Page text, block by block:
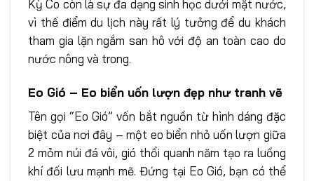
Kỳ Co còn là sự đa dạng sinh học dưới mặt nước,
vì thế điểm du lịch này rất lý tưởng để du khách
tham gia lặn ngắm san hô với độ an toàn cao do
nước nông và trong.
Eo Gió – Eo biển uốn lượn đẹp như tranh vẽ
Tên gọi “Eo Gió” vốn bắt nguồn từ hình dáng đặc
biệt của nơi đây – một eo biển nhỏ uốn lượn giữa
2 mỏm núi đá vôi, gió thổi quanh năm tạo ra luồng
khí đối lưu mạnh mẽ. Đứng tại Eo Gió, bạn có thể